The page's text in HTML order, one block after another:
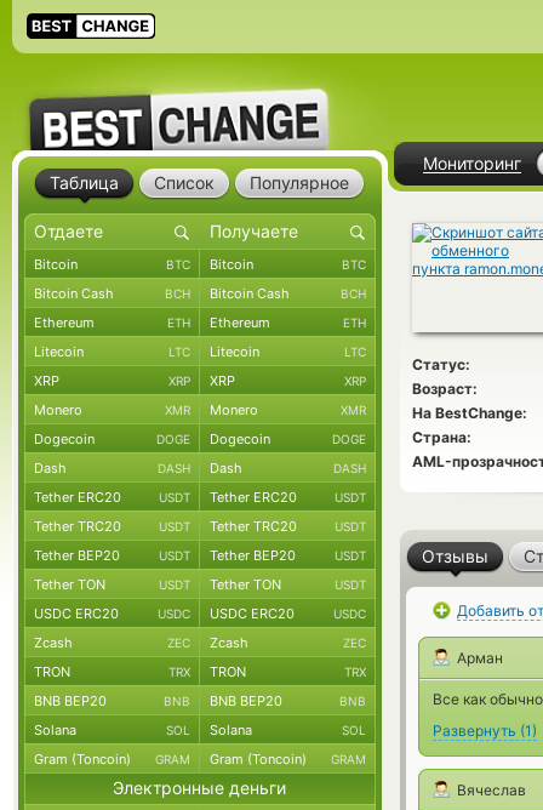
Мониторинг
Статус:
Возраст:
На BestChange:
Страна:
AML-
Отзывы
Добавить
Арман
Все как
Развернуть (1)
Вячеслав
Таблица Список Популярное
Bitcoin BTC Bitcoin BTC
Bitcoin Cash BCH Bitcoin Cash BCH
Ethereum ETH Ethereum ETH
Litecoin LTC Litecoin LTC
XRP XRP XRP XRP
Monero XMR Monero XMR
Dogecoin DOGE Dogecoin DOGE
Dash DASH Dash DASH
Tether ERC20 USDT Tether ERC20 USDT
Tether TRC20 USDT Tether TRC20 USDT
Tether BEP20 USDT Tether BEP20 USDT
Tether TON USDT Tether TON USDT
USDC ERC20 USDC USDC ERC20 USDC
Zcash ZEC Zcash ZEC
TRON TRX TRON TRX
BNB BEP20 BNB BNB BEP20 BNB
Solana SOL Solana SOL
Gram (Toncoin) GRAM Gram (Toncoin) GRAM
Электронные деньги